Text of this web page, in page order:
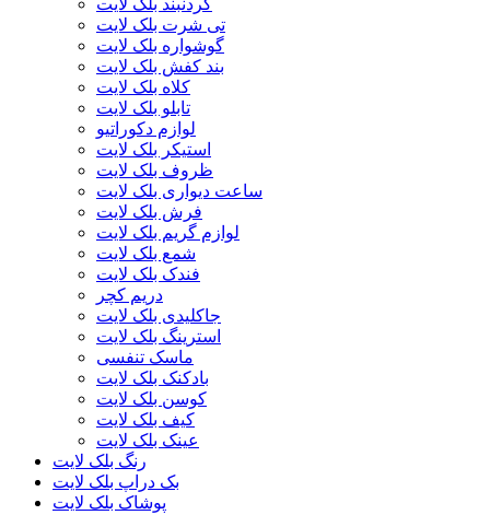
تی شرت بلک لایت
گوشواره بلک لایت
بند کفش بلک لایت
کلاه بلک لایت
تابلو بلک لایت
لوازم دکوراتیو
استیکر بلک لایت
ظروف بلک لایت
ساعت دیواری بلک لایت
فرش بلک لایت
لوازم گریم بلک لایت
شمع بلک لایت
فندک بلک لایت
دریم کچر
جاکلیدی بلک لایت
استرینگ بلک لایت
ماسک تنفسی
بادکنک بلک لایت
کوسن بلک لایت
کیف بلک لایت
عینک بلک لایت
رنگ بلک لایت
بک دراپ بلک لایت
پوشاک بلک لایت